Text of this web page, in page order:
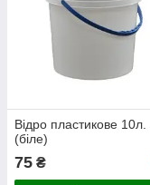
Відро пластикове 10л.
(біле)
75 ₴